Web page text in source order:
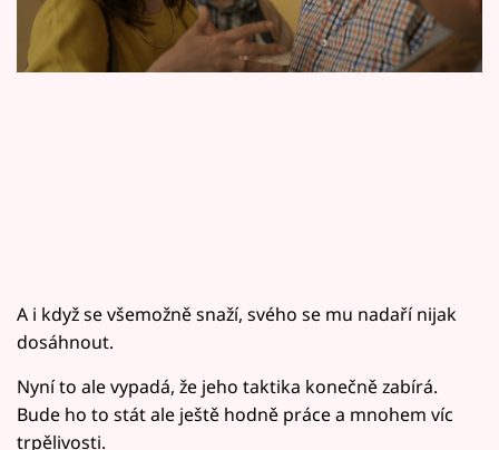
Sledujte prima+
Sledujte nás
A i když se všemožně snaží, svého se mu nadaří nijak
dosáhnout.
Nyní to ale vypadá, že jeho taktika konečně zabírá.
Bude ho to stát ale ještě hodně práce a mnohem víc
trpělivosti.